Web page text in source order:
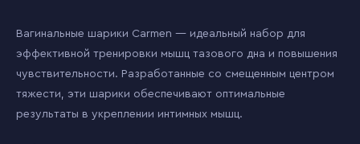
Вагинальные шарики Carmen — идеальный набор для
эффективной тренировки мышц тазового дна и повышения
чувствительности. Разработанные со смещенным центром
тяжести, эти шарики обеспечивают оптимальные
результаты в укреплении интимных мышц.